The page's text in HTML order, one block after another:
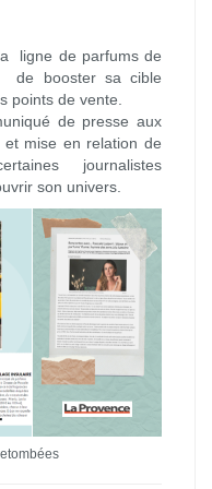
ligne de parfums de
de booster sa cible
points de vente.
de presse aux
et mise en relation de
journalistes
son univers.